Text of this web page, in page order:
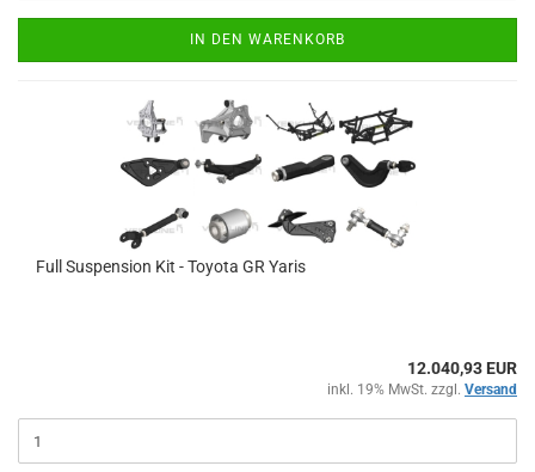
IN DEN WARENKORB
Full Sus­pen­si­on Kit - To­yo­ta GR Yaris
12.040,93 EUR
inkl. 19% MwSt. zzgl. Versand